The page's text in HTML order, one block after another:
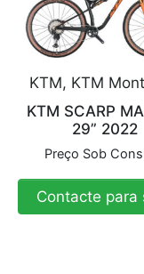
KTM, KTM
KTM SCARP
29” 2022
Preço Sob
Contacte para